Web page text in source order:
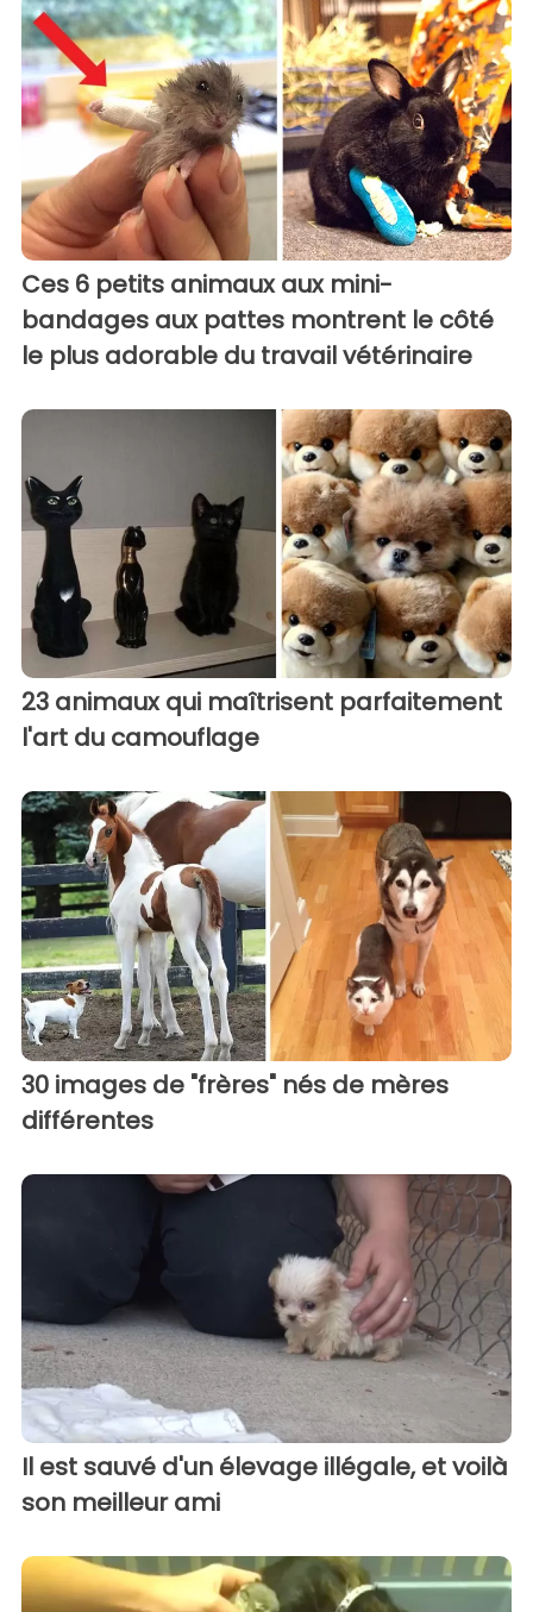
Ces 6 petits animaux aux mini-
bandages aux pattes montrent le côté
le plus adorable du travail vétérinaire
23 animaux qui maîtrisent parfaitement
l'art du camouflage
30 images de "frères" nés de mères
différentes
Il est sauvé d'un élevage illégale, et voilà
son meilleur ami